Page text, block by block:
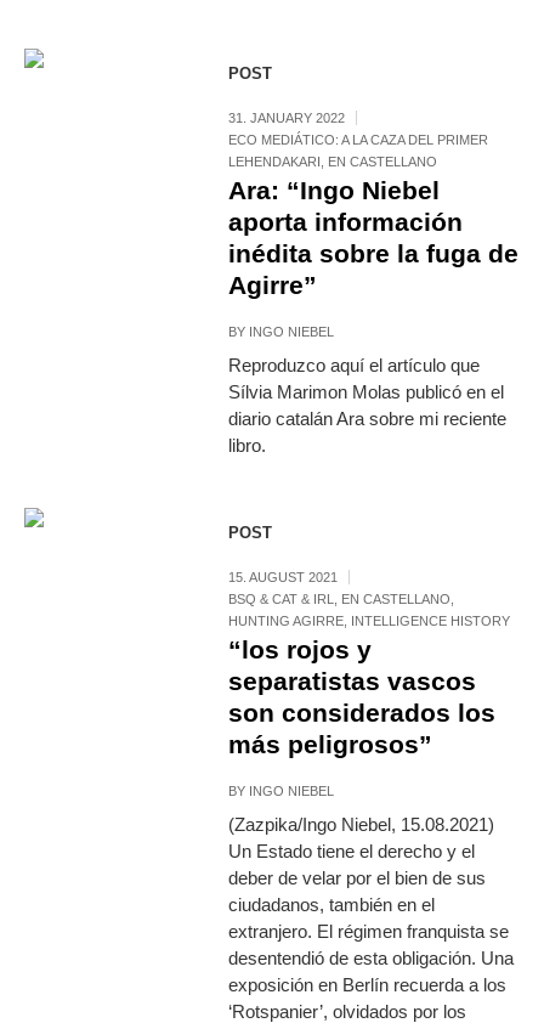
POST
31. JANUARY 2022
ECO MEDIÁTICO: A LA CAZA DEL PRIMER
LEHENDAKARI
EN CASTELLANO
Ara: “Ingo Niebel
aporta información
inédita sobre la fuga de
Agirre”
BY INGO NIEBEL
Reproduzco aquí el artículo que
Sílvia Marimon Molas publicó en el
diario catalán Ara sobre mi reciente
libro.
POST
15. AUGUST 2021
BSQ & CAT & IRL
EN CASTELLANO
HUNTING AGIRRE INTELLIGENCE HISTORY
“los rojos y
separatistas vascos
son considerados los
más peligrosos”
BY INGO NIEBEL
(Zazpika/Ingo Niebel, 15.08.2021)
Un Estado tiene el derecho y el
deber de velar por el bien de sus
ciudadanos, también en el
extranjero. El régimen franquista se
desentendió de esta obligación. Una
exposición en Berlín recuerda a los
‘Rotspanier’, olvidados por los